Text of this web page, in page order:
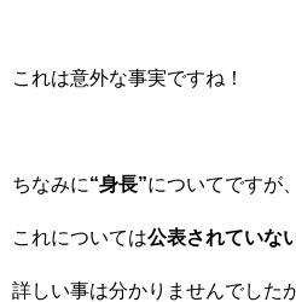
これは意外な事実ですね！
ちなみに“身長”についてですが、
これについては公表されていな
詳しい事は分かりませんでした